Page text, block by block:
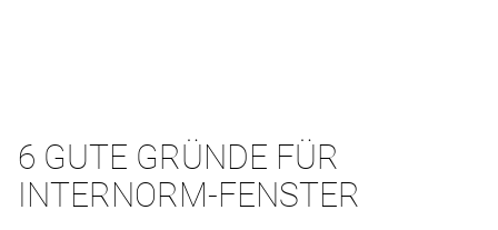
6 GUTE GRÜNDE FÜR
INTERNORM-FENSTER